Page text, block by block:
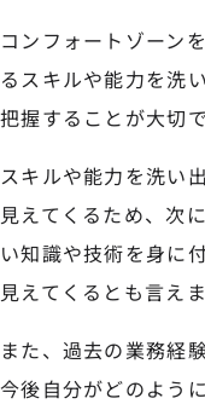
コンフォートゾーン
るスキルや能力を洗
把握することが大切で
スキルや能力を洗い
見えてくるため、次
い知識や技術を身に
見えてくるとも言えま
また、過去の業務経
今後自分がどのよう